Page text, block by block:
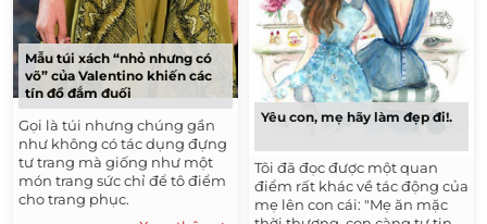
Mẫu túi xách “nhỏ nhưng có
võ” của Valentino khiến các
tín đồ đắm đuối
Gọi là túi nhưng chúng gần
như không có tác dụng đựng
tư trang mà giống như một
món trang sức chỉ để tô điểm
cho trang phục.
Yêu con, mẹ hãy làm đẹp đi!.
Tôi đã đọc được một quan
điểm rất khác về tác động của
mẹ lên con cái: "Mẹ ăn mặc